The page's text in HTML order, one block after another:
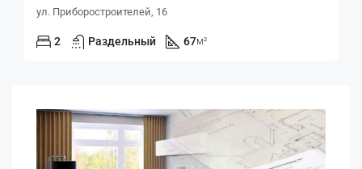
ул. Приборостроителей, 16
2 Раздельный 67м²